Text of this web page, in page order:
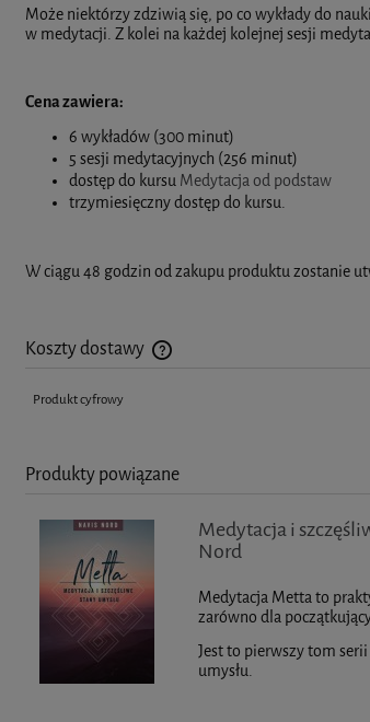
Może niektórzy zdziwią się, po co wykłady do
w medytacji. Z kolei na każdej kolejnej sesji
Cena zawiera:
6 wykładów (300 minut)
5 sesji medytacyjnych (256 minut)
dostęp do kursu Medytacja od podstaw
trzymiesięczny dostęp do kursu.
W ciągu 48 godzin od zakupu produktu zostanie
Koszty dostawy
Cena nie zawiera ewentualnych
Produkt cyfrowy
Produkty powiązane
Medytacja i
Nord
Medytacja Metta to
zarówno dla
Jest to pierwszy tom
umysłu.